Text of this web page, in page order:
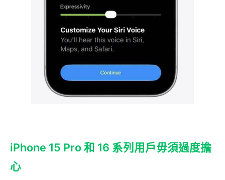
iPhone 15 Pro 和 16 系列用戶毋須過度擔
心